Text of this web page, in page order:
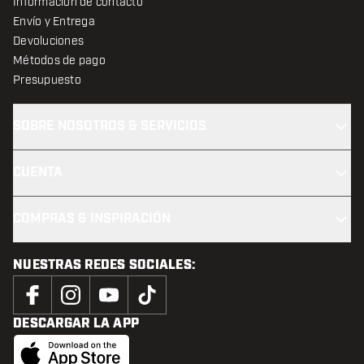
Envío y Entrega
Devoluciones
Métodos de pago
Presupuesto
NUESTRAS REDES SOCIALES:
DESCARGAR LA APP